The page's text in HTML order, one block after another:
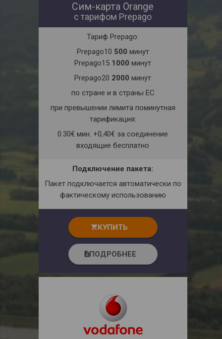
Сим-карта Orange
с тарифом Prepago
Тариф Prepago:
Prepago10 500 минут
Prepago15 1000 минут
Prepago20 2000 минут
по стране и в страны ЕС
при превышении лимита поминутная
тарификация:
0.30€ мин. +0,40€ за соединение
входящие бесплатно
Подключение пакета:
Пакет подключается автоматически по
фактическому использованию
shopping_cart КУПИТЬ
descriptionПОДРОБНЕЕ